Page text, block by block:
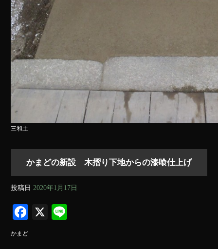
三和土
かまどの新設 木摺り下地からの漆喰仕上げ
投稿日 2020年1月17日
Fa X
かまど